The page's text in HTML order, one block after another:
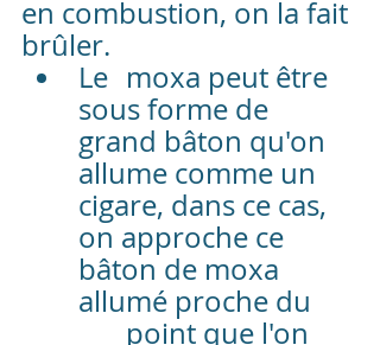
en combustion, on la fait
brûler.
Le 	moxa peut être
sous forme de
grand bâton qu'on
allume comme un
cigare, dans ce cas,
on approche ce
bâton de moxa
allumé proche du